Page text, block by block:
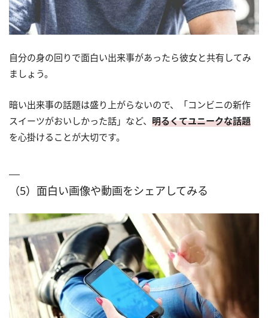
自分の身の回りで面白い出来事があったら彼女と共有してみ
ましょう。
暗い出来事の話題は盛り上がらないので、「コンビニの新作
スイーツがおいしかった話」など、 明るくてユニークな話題
を心掛けることが大切です。
（5）面白い画像や動画をシェアしてみる